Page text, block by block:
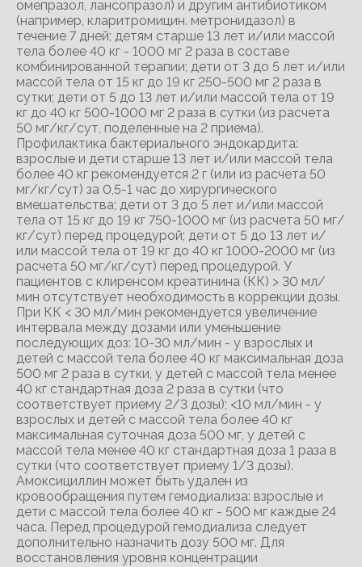
омепразол, лансопразол) и другим антибиотиком
(например, кларитромицин. метронидазол) в
течение 7 дней; детям старше 13 лет и/или массой
тела более 40 кг - 1000 мг 2 раза в составе
комбинированной терапии; дети от 3 до 5 лет и/или
массой тела от 15 кг до 19 кг 250-500 мг 2 раза в
сутки; дети от 5 до 13 лет и/или массой тела от 19
кг до 40 кг 500-1000 мг 2 раза в сутки (из расчета
50 мг/кг/сут, поделенные на 2 приема).
Профилактика бактериального эндокардита:
взрослые и дети старше 13 лет и/или массой тела
более 40 кг рекомендуется 2 г (или из расчета 50
мг/кг/сут) за 0,5-1 час до хирургического
вмешательства; дети от 3 до 5 лет и/или массой
тела от 15 кг до 19 кг 750-1000 мг (из расчета 50 мг/
кг/сут) перед процедурой; дети от 5 до 13 лет и/
или массой тела от 19 кг до 40 кг 1000-2000 мг (из
расчета 50 мг/кг/сут) перед процедурой. У
пациентов с клиренсом креатинина (КК) > 30 мл/
мин отсутствует необходимость в коррекции дозы.
При КК < 30 мл/мин рекомендуется увеличение
интервала между дозами или уменьшение
последующих доз: 10-30 мл/мин - у взрослых и
детей с массой тела более 40 кг максимальная доза
500 мг 2 раза в сутки, у детей с массой тела менее
40 кг стандартная доза 2 раза в сутки (что
соответствует приему 2/3 дозы); <10 мл/мин - у
взрослых и детей с массой тела более 40 кг
максимальная суточная доза 500 мг, у детей с
массой тела менее 40 кг стандартная доза 1 раза в
сутки (что соответствует приему 1/3 дозы).
Амоксициллин может быть удален из
кровообращения путем гемодиализа: взрослые и
дети с массой тела более 40 кг - 500 мг каждые 24
часа. Перед процедурой гемодиализа следует
дополнительно назначить дозу 500 мг. Для
восстановления уровня концентрации